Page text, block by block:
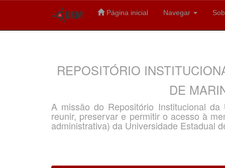
Página inicial Navegar
REPOSITÓRIO
DE
A missão do Repositório Institucional
reunir, preservar e permitir o acesso à
administrativa) da Universidade Estadual